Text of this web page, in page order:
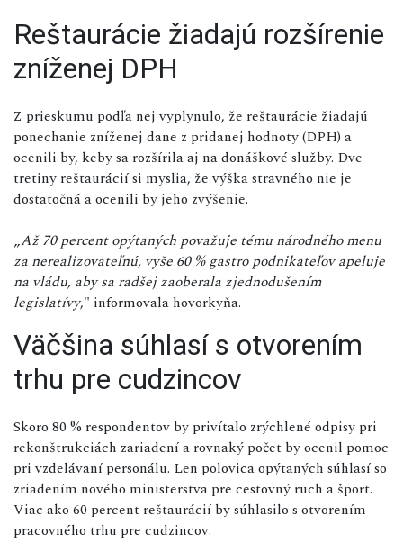
Reštaurácie žiadajú rozšírenie
zníženej DPH
Z prieskumu podľa nej vyplynulo, že reštaurácie žiadajú
ponechanie zníženej dane z pridanej hodnoty (DPH) a
ocenili by, keby sa rozšírila aj na donáškové služby. Dve
tretiny reštaurácií si myslia, že výška stravného nie je
dostatočná a ocenili by jeho zvýšenie.
„Až 70 percent opýtaných považuje tému národného menu
za nerealizovateľnú, vyše 60 % gastro podnikateľov apeluje
na vládu, aby sa radšej zaoberala zjednodušením
legislatívy," informovala hovorkyňa.
Väčšina súhlasí s otvorením
trhu pre cudzincov
Skoro 80 % respondentov by privítalo zrýchlené odpisy pri
rekonštrukciách zariadení a rovnaký počet by ocenil pomoc
pri vzdelávaní personálu. Len polovica opýtaných súhlasí so
zriadením nového ministerstva pre cestovný ruch a šport.
Viac ako 60 percent reštaurácií by súhlasilo s otvorením
pracovného trhu pre cudzincov.